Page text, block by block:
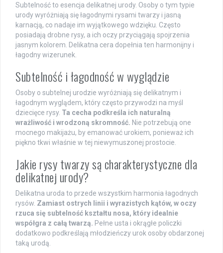
Subtelność to esencja delikatnej urody. Osoby o tym typie
urody wyróżniają się łagodnymi rysami twarzy i jasną
karnacją, co nadaje im wyjątkowego wdzięku. Często
posiadają drobne rysy, a ich oczy przyciągają spojrzenia
jasnym kolorem. Delikatna cera dopełnia ten harmonijny i
łagodny wizerunek.
Subtelność i łagodność w wyglądzie
Osoby o subtelnej urodzie wyróżniają się delikatnym i
łagodnym wyglądem, który często przywodzi na myśl
dziecięce rysy. Ta cecha podkreśla ich naturalną
wrażliwość i wrodzoną skromność. Nie potrzebują one
mocnego makijażu, by emanować urokiem, ponieważ ich
piękno tkwi właśnie w tej niewymuszonej prostocie.
Jakie rysy twarzy są charakterystyczne dla
delikatnej urody?
Delikatna uroda to przede wszystkim harmonia łagodnych
rysów. Zamiast ostrych linii i wyrazistych kątów, w oczy
rzuca się subtelność kształtu nosa, który idealnie
współgra z całą twarzą. Pełne usta i okrągłe policzki
dodatkowo podkreślają młodzieńczy urok osoby obdarzonej
taką urodą.